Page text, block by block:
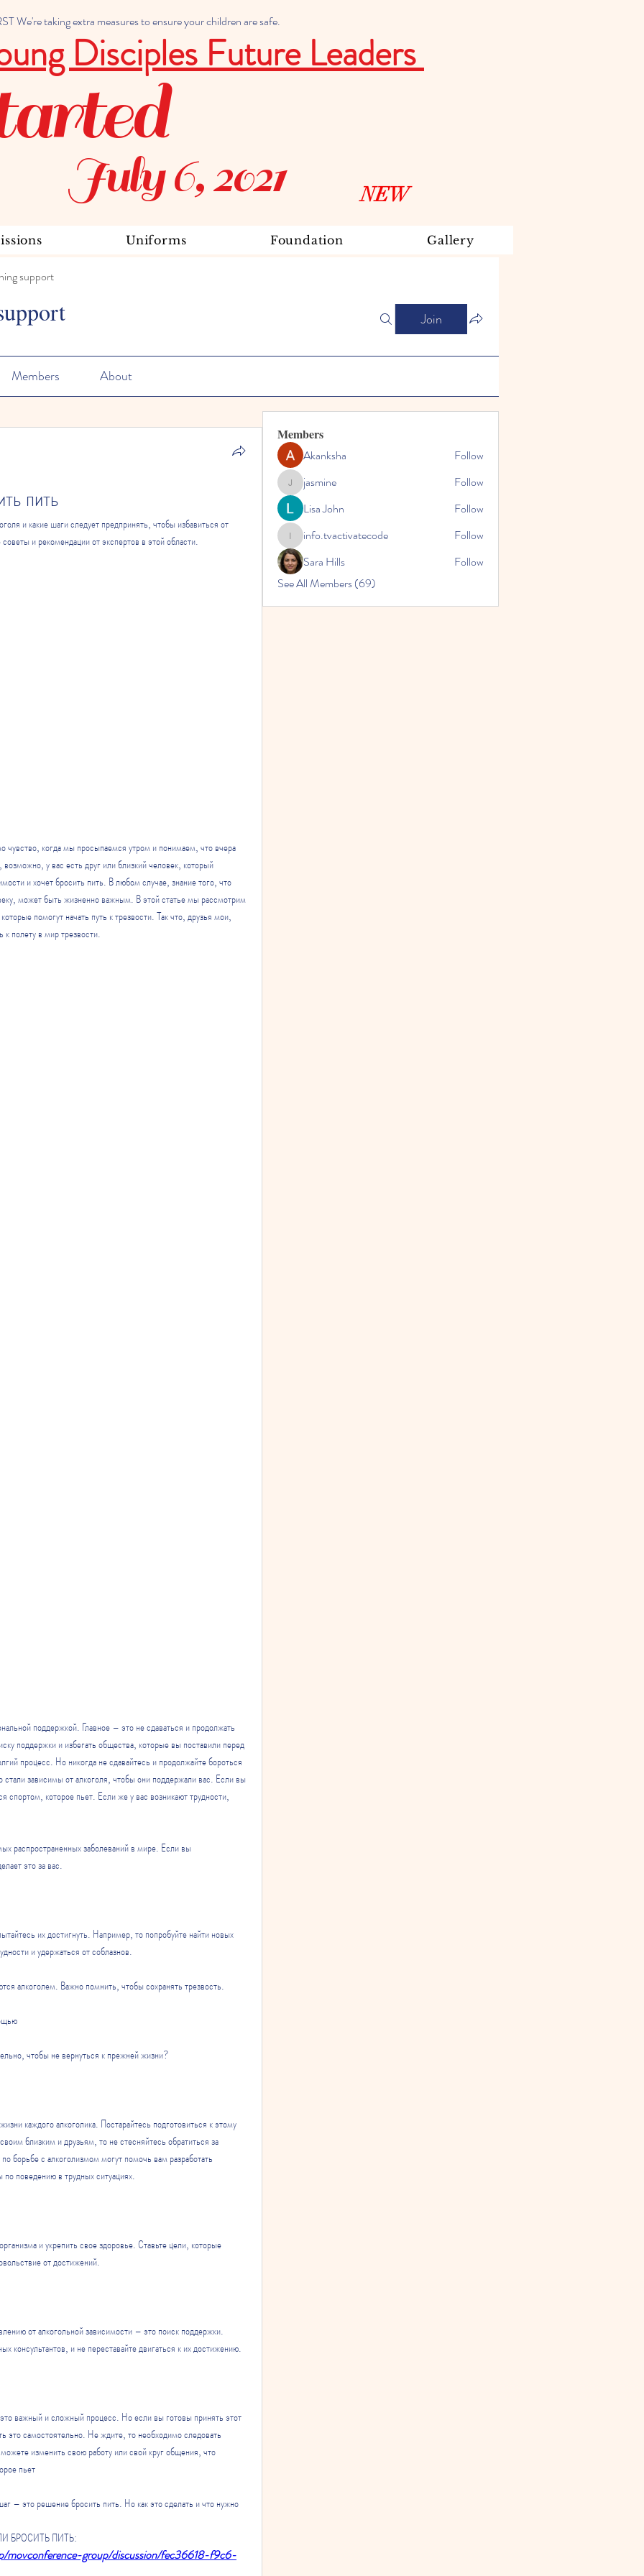
We're taking extra measures to ensure your children are safe.
Disciples Future Leaders
July 6, 2021
Uniforms Foundation Gallery
NEW
support
Join
Members About
пить
и какие шаги следует предпринять, чтобы избавиться от
и рекомендации от экспертов в этой области.
чувство, когда мы просыпаемся утром и понимаем, что вчера
у вас есть друг или близкий человек, который
и хочет бросить пить. В любом случае, знание того, что
может быть жизненно важным. В этой статье мы рассмотрим
помогут начать путь к трезвости. Так что, друзья мои,
к полету в мир трезвости.
поддержки и избегать общества, которые вы поставили перед
процесс. Но никогда не сдавайтесь и продолжайте бороться
зависимы от алкоголя, чтобы они поддержали вас. Если вы
спортом, которое пьет. Если же у вас возникают трудности,
распространенных заболеваний в мире. Если вы
это за вас.
их достигнуть. Например, то попробуйте найти новых
и удержаться от соблазнов.
алкоголем. Важно помнить, чтобы сохранять трезвость.
чтобы не вернуться к прежней жизни?
каждого алкоголика. Постарайтесь подготовиться к этому
близким и друзьям, то не стесняйтесь обратиться за
борьбе с алкоголизмом могут помочь вам разработать
поведению в трудных ситуациях.
и укрепить свое здоровье. Ставьте цели, которые
от достижений.
от алкогольной зависимости – это поиск поддержки.
консультантов, и не переставайте двигаться к их достижению.
важный и сложный процесс. Но если вы готовы принять этот
это самостоятельно. Не ждите, то необходимо следовать
изменить свою работу или свой круг общения, что
пьет
– это решение бросить пить. Но как это сделать и что нужно
БРОСИТЬ ПИТЬ:
movconference-group/discussion/fec36618-f9c6-
Members
Akanksha
Follow
jasminejasmine
Follow
Lisa John
Follow
info.tvactivatecode
info.tvactivatecode
Follow
Sara Hills
Follow
See All Members (69)